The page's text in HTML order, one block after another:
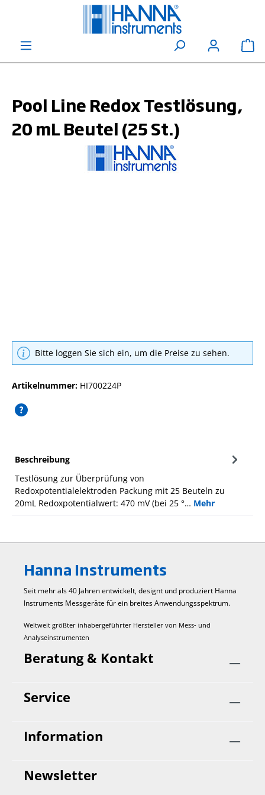
Pool Line Redox Testlösung,
20 mL Beutel (25 St.)
Bitte loggen Sie sich ein, um die Preise zu sehen.
Artikelnummer: HI700224P
Beschreibung
Testlösung zur Überprüfung von
Redoxpotentialelektroden Packung mit 25 Beuteln zu
20mL Redoxpotentialwert: 470 mV (bei 25 °… Mehr
Hanna Instruments
Seit mehr als 40 Jahren entwickelt, designt und produziert Hanna
Instruments Mess­geräte für ein breites Anwendungs­spektrum.
Weltweit größter inhabergeführter Hersteller von Mess- und
Analyseinstrumenten
Beratung & Kontakt
Service
Information
Newsletter